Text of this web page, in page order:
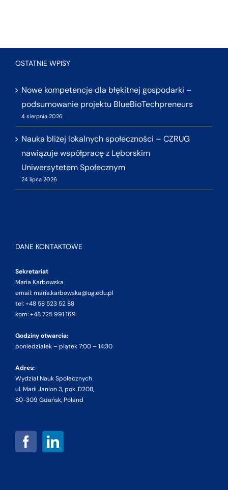
OSTATNIE WPISY
Nowe kompetencje dla błękitnej gospodarki –
podsumowanie projektu BlueBioTechpreneurs
4 sierpnia 2026
Nauka bliżej lokalnych społeczności – CZRUG
nawiązuje współpracę z Lęborskim
Uniwersytetem Społecznym
24 lipca 2026
DANE KONTAKTOWE
Sekretariat
Maria Karbowska
email: maria.karbowska@ug.edu.pl
tel: +48 58 523 52 88
kom: +48 725 991 169
Godziny otwarcia:
poniedziałek – piątek 7:00 – 14:30
Adres:
Wydział Nauk Społecznych
ul. Marii Janion 3, pok. D208,
80-309 Gdańsk, Poland